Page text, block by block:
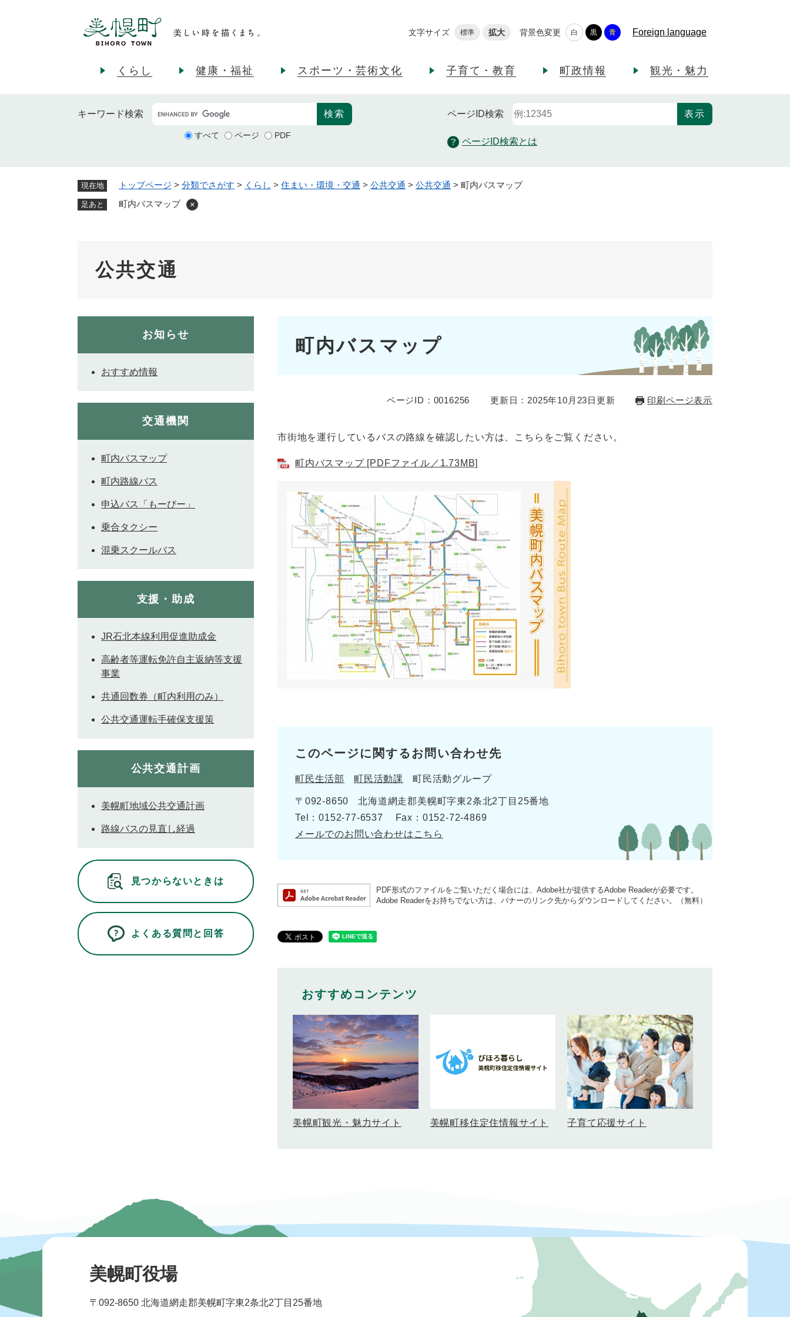
文字サイズ 標準 拡大 背景色変更 白 黒 青 Foreign language
くらし 健康・福祉 スポーツ・芸術文化 子育て・教育 町政情報 観光・魅力
キーワード検索
すべて ページ PDF
ページID検索
ページID検索とは
現在地 トップページ > 分類でさがす > くらし > 住まい・環境・交通 > 公共交通 > 公共交通 > 町内バスマップ
足あと 町内バスマップ
公共交通
町内バスマップ
ページID：0016256 更新日：2025年10月23日更新 印刷ページ表示
市街地を運行しているバスの路線を確認したい方は、こちらをご覧ください。
町内バスマップ [PDFファイル／1.73MB]
このページに関するお問い合わせ先
町民生活部 町民活動課 町民活動グループ
〒092-8650
北海道網走郡美幌町字東2条北2丁目25番地
Tel：0152-77-6537
Fax：0152-72-4869
メールでのお問い合わせはこちら
PDF形式のファイルをご覧いただく場合には、Adobe社が提供するAdobe Readerが必要です。
Adobe Readerをお持ちでない方は、バナーのリンク先からダウンロードしてください。（無料）
おすすめコンテンツ
美幌町観光・魅力サイト 美幌町移住定住情報サイト 子育て応援サイト
お知らせ
おすすめ情報
交通機関
町内バスマップ
町内路線バス
申込バス「もーびー」
乗合タクシー
混乗スクールバス
支援・助成
JR石北本線利用促進助成金
高齢者等運転免許自主返納等支援
事業
共通回数券（町内利用のみ）
公共交通運転手確保支援策
公共交通計画
美幌町地域公共交通計画
路線バスの見直し経過
見つからないときは
よくある質問と回答
美幌町役場
〒092-8650 北海道網走郡美幌町字東2条北2丁目25番地